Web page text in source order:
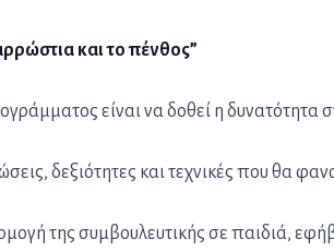
και το πένθος”
είναι να δοθεί η δυνατότητα
δεξιότητες και τεχνικές που θα
της συμβουλευτικής σε παιδιά,